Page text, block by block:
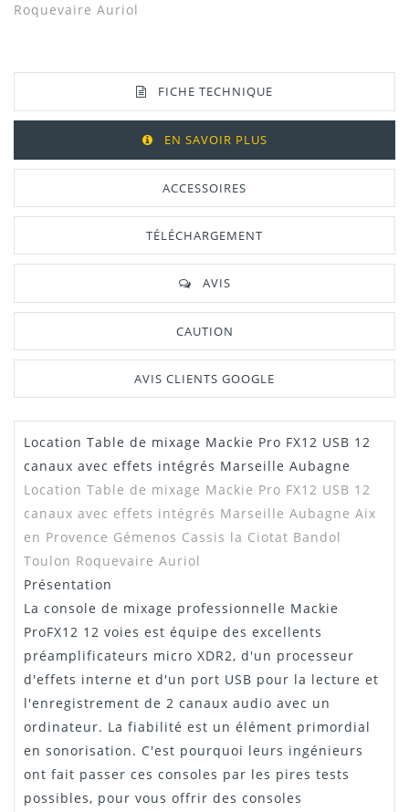
Roquevaire Auriol
FICHE TECHNIQUE
EN SAVOIR PLUS
ACCESSOIRES
TÉLÉCHARGEMENT
AVIS
CAUTION
AVIS CLIENTS GOOGLE
Manuel /
Notice
Télécharger Dans L'onglet
"Téléchargement"
Location Table de mixage Mackie Pro FX12 USB 12
canaux avec effets intégrés Marseille Aubagne
Location Table de mixage Mackie Pro FX12 USB 12
canaux avec effets intégrés Marseille Aubagne Aix
en Provence Gémenos Cassis la Ciotat Bandol
Toulon Roquevaire Auriol
Présentation
La console de mixage professionnelle Mackie
ProFX12 12 voies est équipe des excellents
préamplificateurs micro XDR2, d'un processeur
d'effets interne et d'un port USB pour la lecture et
l'enregistrement de 2 canaux audio avec un
ordinateur. La fiabilité est un élément primordial
en sonorisation. C'est pourquoi leurs ingénieurs
ont fait passer ces consoles par les pires tests
possibles, pour vous offrir des consoles